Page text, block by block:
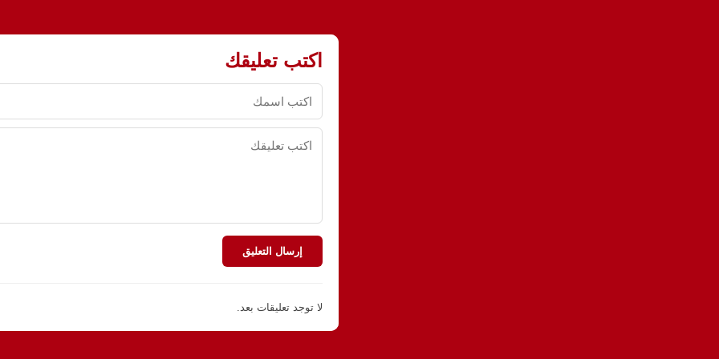
اكتب تعليقك
إرسال التعليق
لا توجد تعليقات بعد.